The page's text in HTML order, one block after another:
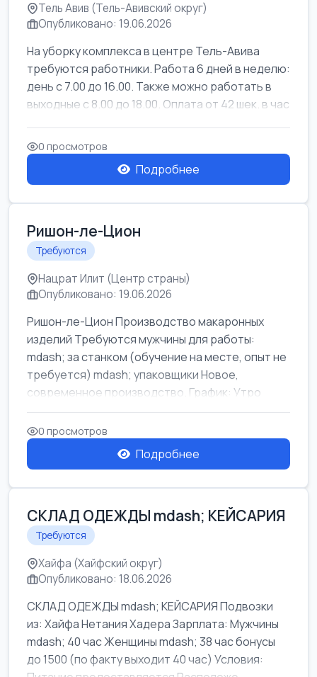
Тель Авив (Тель-Авивский округ)
Опубликовано: 19.06.2026
На уборку комплекса в центре Тель-Авива
требуются работники. Работа 6 дней в неделю:
день с 7.00 до 16.00. Также можно работать в
выходные с 8.00 до 18.00. Оплата от 42 шек. в час
0 просмотров
Подробнее
Ришон-ле-Цион
Требуются
Нацрат Илит (Центр страны)
Опубликовано: 19.06.2026
Ришон-ле-Цион Производство макаронных
изделий Требуются мужчины для работы:
mdash; за станком (обучение на месте, опыт не
требуется) mdash; упаковщики Новое,
современное производство. График: Утро
mda...
0 просмотров
Подробнее
СКЛАД ОДЕЖДЫ mdash; КЕЙСАРИЯ
Требуются
Хайфа (Хайфский округ)
Опубликовано: 18.06.2026
СКЛАД ОДЕЖДЫ mdash; КЕЙСАРИЯ Подвозки
из: Хайфа Нетания Хадера Зарплата: Мужчины
mdash; 40 час Женщины mdash; 38 час бонусы
до 1500 (по факту выходит 40 час) Условия: